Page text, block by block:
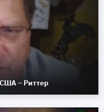
– Риттер